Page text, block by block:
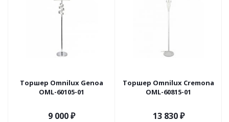
Торшер Omnilux Genoa
OML-60105-01
9 000₽
Торшер Omnilux Cremona
OML-60815-01
13 830₽